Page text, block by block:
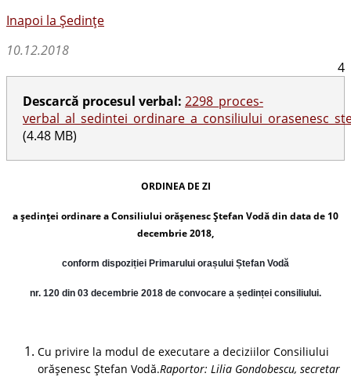
Inapoi la Ședințe
10.12.2018
4
Descarcă procesul verbal: 2298_proces-
(4.48 MB)
ORDINEA DE ZI
a şedinţei ordinare a Consiliului orășenesc Ştefan Vodă din data de 10
decembrie 2018,
conform dispoziției Primarului orașului Ștefan Vodă
nr. 120 din 03 decembrie 2018 de convocare a ședinței consiliului.
Cu privire la modul de executare a deciziilor Consiliului
orășenesc Ștefan Vodă.Raportor: Lilia Gondobescu, secretar